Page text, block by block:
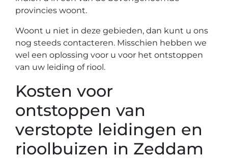
provincies woont.
Woont u niet in deze gebieden, dan kunt u ons
nog steeds contacteren. Misschien hebben we
wel een oplossing voor u voor het ontstoppen
van uw leiding of riool.
Kosten voor
ontstoppen van
verstopte leidingen en
rioolbuizen in Zeddam